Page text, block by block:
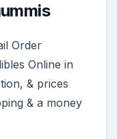
Order
Online in
& prices
& a money